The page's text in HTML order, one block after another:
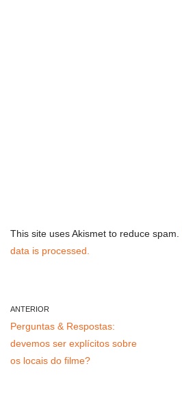
This site uses Akismet to reduce spam.
data is processed.
ANTERIOR
Perguntas & Respostas:
devemos ser explícitos sobre
os locais do filme?